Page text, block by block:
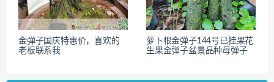
金弹子国庆特惠价，喜欢的
老板联系我
萝卜根金弹子144号已挂果花
生果金弹子盆景品种母弹子